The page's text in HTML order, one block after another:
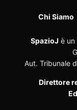
Chi Siamo
SpazioJ è un
Aut. Tribunale
Direttore